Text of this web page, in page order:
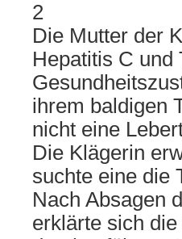
2
Die Mutter der
Hepatitis C und
ihrem baldigen
nicht eine
Die Klägerin
suchte eine die
Nach Absagen
erklärte sich